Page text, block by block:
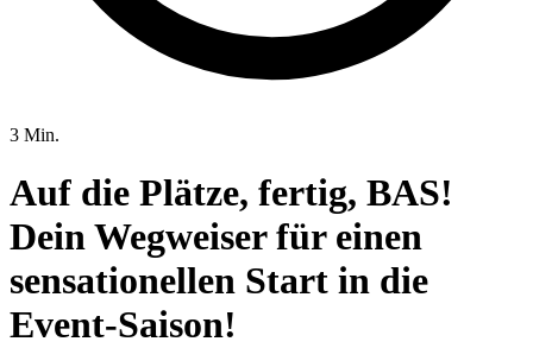
3 Min.
Auf die Plätze, fertig, BAS!
Dein Wegweiser für einen
sensationellen Start in die
Event-Saison!